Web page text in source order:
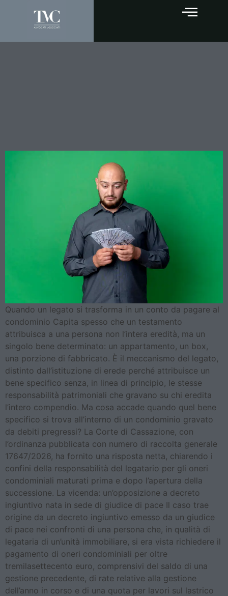
Quando un legato si trasforma in un conto da pagare al
condominio Capita spesso che un testamento
attribuisca a una persona non l’intera eredità, ma un
singolo bene determinato: un appartamento, un box,
una porzione di fabbricato. È il meccanismo del legato,
distinto dall’istituzione di erede perché attribuisce un
bene specifico senza, in linea di principio, le stesse
responsabilità patrimoniali che gravano su chi eredita
l’intero compendio. Ma cosa accade quando quel bene
specifico si trova all’interno di un condominio gravato
da debiti pregressi? La Corte di Cassazione, con
l’ordinanza pubblicata con numero di raccolta generale
17647/2026, ha fornito una risposta netta, chiarendo i
confini della responsabilità del legatario per gli oneri
condominiali maturati prima e dopo l’apertura della
successione. La vicenda: un’opposizione a decreto
ingiuntivo nata in sede di giudice di pace Il caso trae
origine da un decreto ingiuntivo emesso da un giudice
di pace nei confronti di una persona che, in qualità di
legataria di un’unità immobiliare, si era vista richiedere il
pagamento di oneri condominiali per oltre
tremilasettecento euro, comprensivi del saldo di una
gestione precedente, di rate relative alla gestione
dell’anno in corso e di una quota per lavori sul lastrico